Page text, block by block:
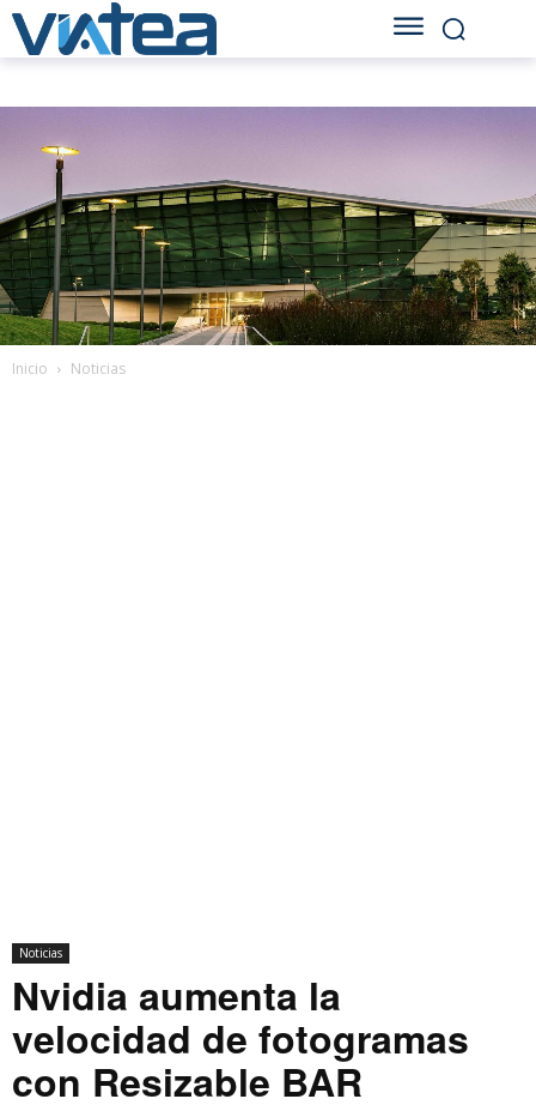
Inicio Noticias
Noticias
Nvidia aumenta la
velocidad de fotogramas
con Resizable BAR